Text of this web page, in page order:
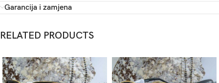
Garancija i zamjena
RELATED PRODUCTS